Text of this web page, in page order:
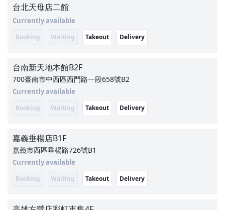
台北天母店二館
Currently available
Booking Waiting Takeout Delivery
台南新天地本館B2F
700臺南市中西區西門路一段658號B2
Currently available
Booking Waiting Takeout Delivery
嘉義垂楊店B1F
嘉義市西區垂楊路726號B1
Currently available
Booking Waiting Takeout Delivery